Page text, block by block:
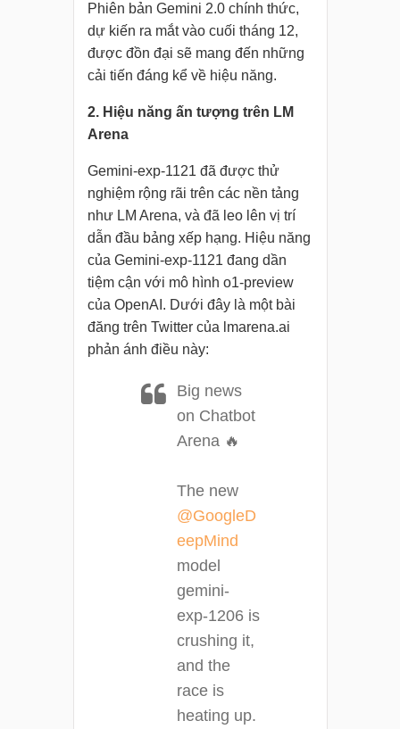
Phiên bản Gemini 2.0 chính thức,
dự kiến ra mắt vào cuối tháng 12,
được đồn đại sẽ mang đến những
cải tiến đáng kể về hiệu năng.
2. Hiệu năng ấn tượng trên LM
Arena
Gemini-exp-1121 đã được thử
nghiệm rộng rãi trên các nền tảng
như LM Arena, và đã leo lên vị trí
dẫn đầu bảng xếp hạng. Hiệu năng
của Gemini-exp-1121 đang dần
tiệm cận với mô hình o1-preview
của OpenAI. Dưới đây là một bài
đăng trên Twitter của lmarena.ai
phản ánh điều này:
Big news
on Chatbot
Arena 🔥
The new
@GoogleD
eepMind
model
gemini-
exp-1206 is
crushing it,
and the
race is
heating up.